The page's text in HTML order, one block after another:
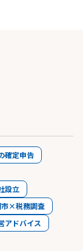
確定申告
設立
市×税務調査
アドバイス